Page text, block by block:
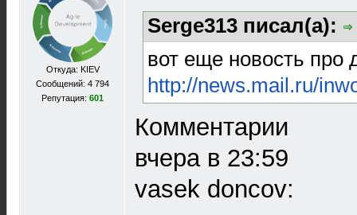
Откуда: KIEV
Сообщений: 4 794
Репутация: 601
Serge313 писал(а):
вот еще новость про
http://news.mail.ru/
Комментарии
вчера в 23:59
vasek doncov: